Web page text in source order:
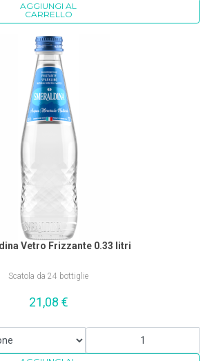
AGGIUNGI AL
CARRELLO
Vetro Frizzante 0.33 litri
Scatola da 24 bottiglie
21,08 €